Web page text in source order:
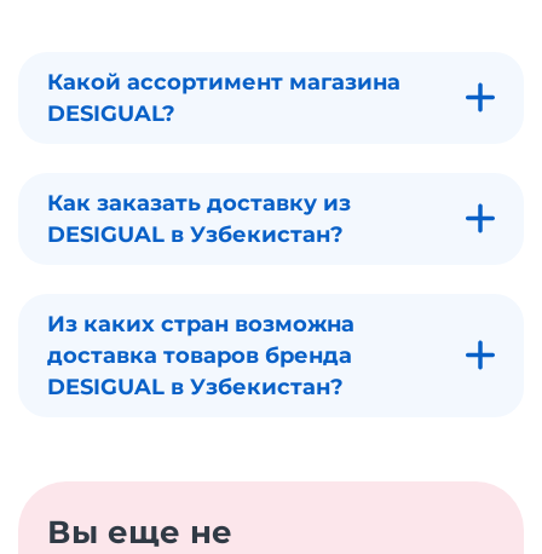
Какой ассортимент магазина
DESIGUAL?
Как заказать доставку из
DESIGUAL в Узбекистан?
Из каких стран возможна
доставка товаров бренда
DESIGUAL в Узбекистан?
Вы еще не